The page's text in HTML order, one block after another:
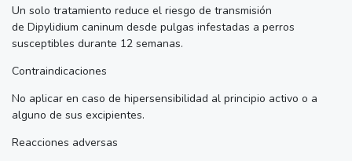
Un solo tratamiento reduce el riesgo de transmisión
de Dipylidium caninum desde pulgas infestadas a perros
susceptibles durante 12 semanas.
Contraindicaciones
No aplicar en caso de hipersensibilidad al principio activo o a
alguno de sus excipientes.
Reacciones adversas